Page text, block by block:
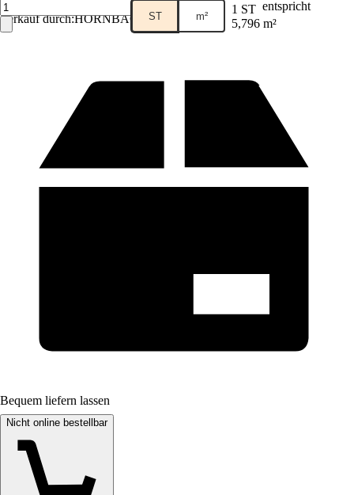
Verkauf durch:HORNBACH ST m² 1 ST entspricht
5,796 m²
Bequem liefern lassen
Nicht online bestellbar